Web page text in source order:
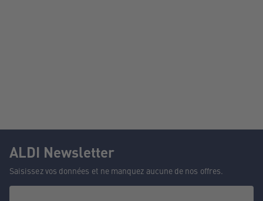
ALDI Newsletter
Saisissez vos données et ne manquez aucune de nos offres.